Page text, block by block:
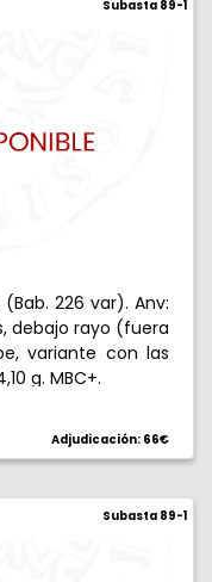
Subasta 89-1
226 var). Anv:
debajo rayo (fuera
variante con las
g. MBC+.
Adjudicación: 66€
Subasta 89-1